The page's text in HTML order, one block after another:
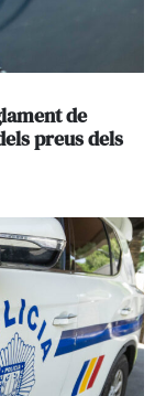
de
preus dels